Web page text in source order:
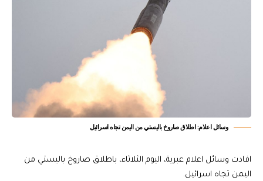
وسائل اعلام: اطلاق صاروخ باليستي من اليمن تجاه اسرائيل
افادت وسائل اعلام عبرية، اليوم الثلاثاء، باطلاق صاروخ باليستي من
اليمن تجاه اسرائيل.